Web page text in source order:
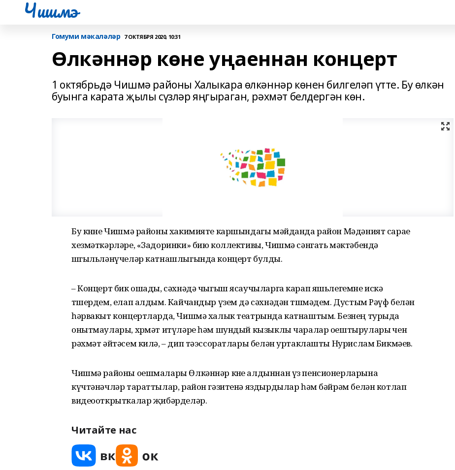
Чишмэ
Гомуми мәкаләләр 7 ОКТЯБРЯ 2020, 10:31
Өлкәннәр көне уңаеннан концерт
1 октябрьдә Чишмә районы Халыкара өлкәннәр көнен билгеләп үтте. Бу өлкән
буынга карата җылы сүзләр яңгыраган, рәхмәт белдергән көн.
Бу көнне Чишмә районы хакимияте каршындагы мәйданда район Мәдәният сарае
хезмәткәрләре, «Задоринки» бию коллективы, Чишмә сәнгать мәктәбендә
шөгыльләнүчеләр катнашлыгында концерт булды.
– Концерт бик ошады, сәхнәдә чыгыш ясаучыларга карап яшьлегемне искә
төшердем, елап алдым. Кайчандыр үзем дә сәхнәдән төшмәдем. Дустым Рәүф белән
һәрвакыт концертларда, Чишмә халык театрында катнаштым. Безнең турыда
онытмаулары, хөрмәт итүләре һәм шундый кызыклы чаралар оештырулары өчен
рәхмәт әйтәсем килә, – дип тәэссоратлары белән уртаклашты Нурислам Бикмәев.
Чишмә районы оешмалары Өлкәннәр көне алдыннан үз пенсионерларына
күчтәнәчләр тараттылар, район гәзитенә яздырдылар һәм бәйрәм белән котлап
видеооткрыткалар җибәрделәр.
Читайте нас